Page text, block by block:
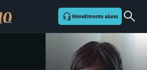
Atendimento aluno